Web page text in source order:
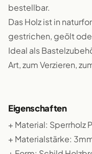
bestellbar.
Das Holz ist in
gestrichen, geölt
Ideal als
Art, zum Verzieren,
Eigenschaften
+ Material: Sperrholz
+ Materialstärke: